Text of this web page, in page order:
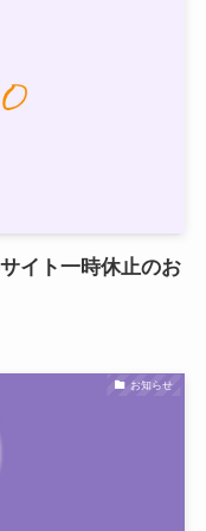
イト一時休止のお
お知らせ